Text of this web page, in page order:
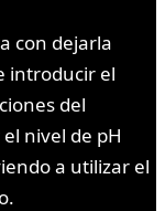
con dejarla
introducir el
del
nivel de pH
a utilizar el